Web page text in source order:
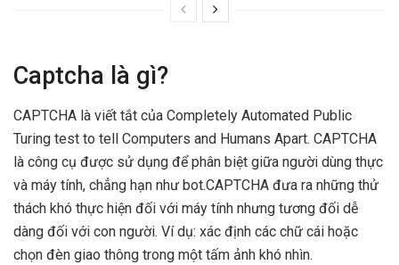
Captcha là gì?
CAPTCHA là viết tắt của Completely Automated Public
Turing test to tell Computers and Humans Apart. CAPTCHA
là công cụ được sử dụng để phân biệt giữa người dùng thực
và máy tính, chẳng hạn như bot.CAPTCHA đưa ra những thử
thách khó thực hiện đối với máy tính nhưng tương đối dễ
dàng đối với con người. Ví dụ: xác định các chữ cái hoặc
chọn đèn giao thông trong một tấm ảnh khó nhìn.